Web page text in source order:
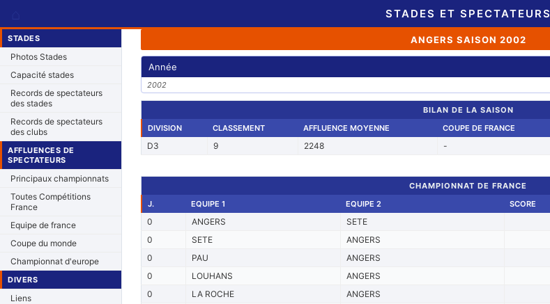
STADES ET SPECTATEURS
STADES
Photos Stades
Capacité stades
Records de spectateurs
des stades
Records de spectateurs
des clubs
AFFLUENCES DE
SPECTATEURS
Principaux championnats
Toutes Compétitions
France
Equipe de france
Coupe du monde
Championnat d'europe
DIVERS
Liens
ANGERS SAISON 2002
Année
2002
BILAN DE LA SAISON
DIVISION
CLASSEMENT AFFLUENCE MOYENNE COUPE DE FRANCE
D3 9 2248 -
CHAMPIONNAT DE FRANCE
J.
EQUIPE 1 EQUIPE 2 SCORE
0 ANGERS SETE
0
SETE ANGERS
0
PAU ANGERS
0
LOUHANS ANGERS
0
LA ROCHE ANGERS